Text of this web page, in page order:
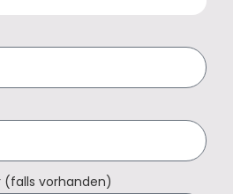
vorhanden)